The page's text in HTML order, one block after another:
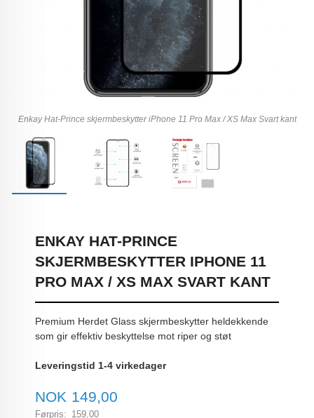
Enkay Hat-Prince skjermbeskytter iPhone 11 Pro Max / XS Max Svart kant
ENKAY HAT-PRINCE
SKJERMBESKYTTER IPHONE 11
PRO MAX / XS MAX SVART KANT
Premium Herdet Glass skjermbeskytter heldekkende
som gir effektiv beskyttelse mot riper og støt
Leveringstid 1-4 virkedager
Tilbud
NOK 149,00
Førpris: 159,00